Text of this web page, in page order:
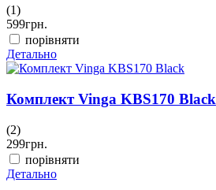
(1)
599грн.
порівняти
Детально
Комплект Vinga KBS170 Black
(2)
299грн.
порівняти
Детально